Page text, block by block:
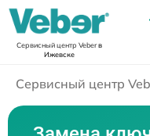
Сервисный центр Veberв
Ижевске
Сервисный центр